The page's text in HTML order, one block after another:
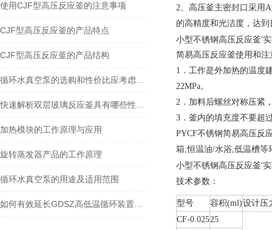
使用CJF型高压反应釜的注意事项
CJF型高压反应釜的产品特点
CJF型高压反应釜的产品结构
加热模块的工作原理与应用
旋转蒸发器产品的工作原理
循环水真空泵的用途及适用范围
2、高压釜主密封口采用A
的高精度和光洁度，达
小型不锈钢高压反应釜'
简易高压反应釜使用和注
1 ．工作是外加热的温度
22MPa。
2 ．加料后螺丝对称压紧
3 ．釜内的填充度不要超
PYCF不锈钢简易高压反
箱,恒温油/水浴,低温槽等
小型不锈钢高压反应釜'
技术参数：
型号 容积(ml)设计压
CF-0.02525